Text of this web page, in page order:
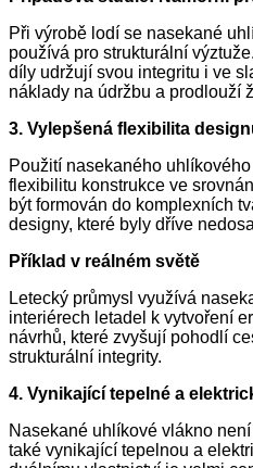
Při výrobě lodí se nasekané
používá pro strukturální
díly udržují svou integritu i ve
náklady na údržbu a prodlouží
3. Vylepšená flexibilita
Použití nasekaného
flexibilitu konstrukce ve
být formován do komplexních
designy, které byly dříve
Příklad v reálném světě
Letecký průmysl využívá
interiérech letadel k vytvoření
návrhů, které zvyšují pohodlí
strukturální integrity.
4. Vynikající tepelné a
Nasekané uhlíkové vlákno
také vynikající tepelnou a